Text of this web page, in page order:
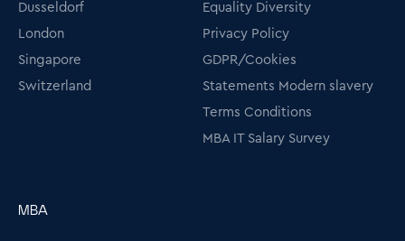
Dusseldorf
London
Singapore
Switzerland
Equality Diversity
Privacy Policy
GDPR/Cookies
Statements Modern slavery
Terms Conditions
MBA IT Salary Survey
MBA